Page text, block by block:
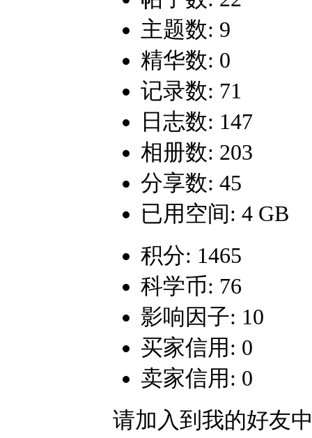
主题数: 9
精华数: 0
记录数: 71
日志数: 147
相册数: 203
分享数: 45
已用空间: 4 GB
积分: 1465
科学币: 76
影响因子: 10
买家信用: 0
卖家信用: 0
请加入到我的好友